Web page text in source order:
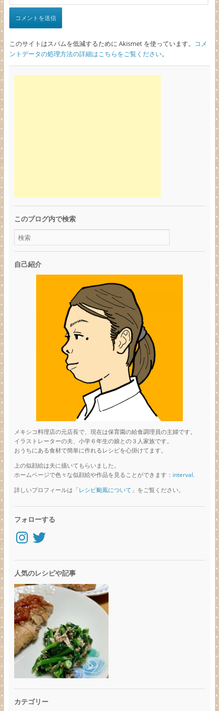
このサイトはスパムを低減するために Akismet を使っています。
コメ
ントデータの処理方法の詳細はこちらをご覧ください。
このブログ内で検索
自己紹介
メキシコ料理店の元店長で、現在は保育園の給食調理員の主婦です。
イラストレーターの夫、小学６年生の娘との３人家族です。
おうちにある食材で簡単に作れるレシピを心掛けてます。
上の似顔絵は夫に描いてもらいました。
ホームページで色々な似顔絵や作品を見ることができます： interval.
詳しいプロフィールは「レシピ颱風について 」をご覧ください。
フォローする
Instagram
Twitter
人気のレシピや記事
カテゴリー